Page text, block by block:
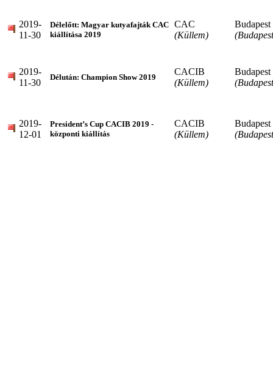
2019-
11-30
Délelőtt: Magyar kutyafajták CAC
kiállítása 2019
CAC
(Küllem)
Budapest
2019-
11-30
Délután: Champion Show 2019
CACIB
(Küllem)
Budapest
2019-
12-01
President’s Cup CACIB 2019 -
központi kiállítás
CACIB
(Küllem)
Budapest